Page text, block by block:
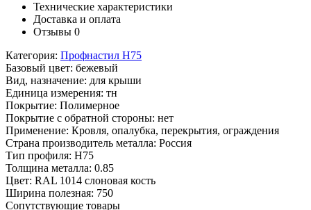
Технические характеристики
Доставка и оплата
Отзывы 0
Категория: Профнастил Н75
Базовый цвет: бежевый
Вид, назначение: для крыши
Единица измерения: тн
Покрытие: Полимерное
Покрытие с обратной стороны: нет
Применение: Кровля, опалубка, перекрытия, ограждения
Страна производитель металла: Россия
Тип профиля: Н75
Толщина металла: 0.85
Цвет: RAL 1014 слоновая кость
Ширина полезная: 750
Сопутствующие товары